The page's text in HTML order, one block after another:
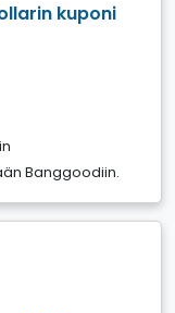
kuponi
Banggoodiin.